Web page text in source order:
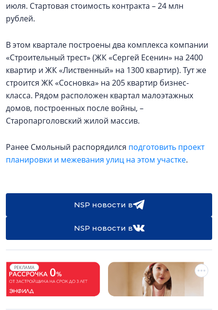
июля. Стартовая стоимость контракта – 24 млн
рублей.
В этом квартале построены два комплекса компании
«Строительный трест» (ЖК «Сергей Есенин» на 2400
квартир и ЖК «Лиственный» на 1300 квартир). Тут же
строится ЖК «Сосновка» на 205 квартир бизнес-
класса. Рядом расположен квартал малоэтажных
домов, построенных после войны, –
Старопарголовский жилой массив.
Ранее Смольный распорядился подготовить проект
планировки и межевания улиц на этом участке.
NSP новости в
NSP новости в
РЕКЛАМА